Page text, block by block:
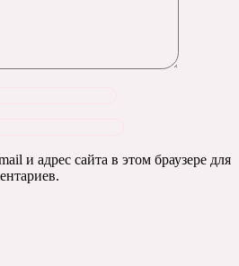
и адрес сайта в этом браузере для